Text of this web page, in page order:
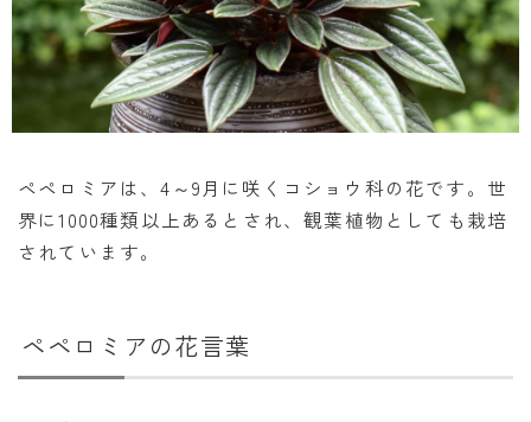
二十四節気
七十二候
雑節
暦と満月
今日のこよみ
暦と歳時記
旧暦
ペペロミアは、4～9月に咲くコショウ科の花です。世
界に1000種類以上あるとされ、観葉植物としても栽培
されています。
ペペロミアの花言葉